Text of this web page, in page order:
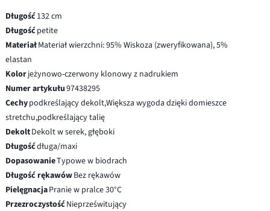
Długość132 cm
Długośćpetite
MateriałMateriał wierzchni: 95% Wiskoza (zweryfikowana), 5%
elastan
Kolorjeżynowo-czerwony klonowy z nadrukiem
Numer artykułu97438295
Cechypodkreślający dekolt,Większa wygoda dzięki domieszce
stretchu,podkreślający talię
DekoltDekolt w serek, głęboki
Długośćdługa/maxi
DopasowanieTypowe w biodrach
Długość rękawówBez rękawów
PielęgnacjaPranie w pralce 30°C
PrzezroczystośćNieprześwitujący